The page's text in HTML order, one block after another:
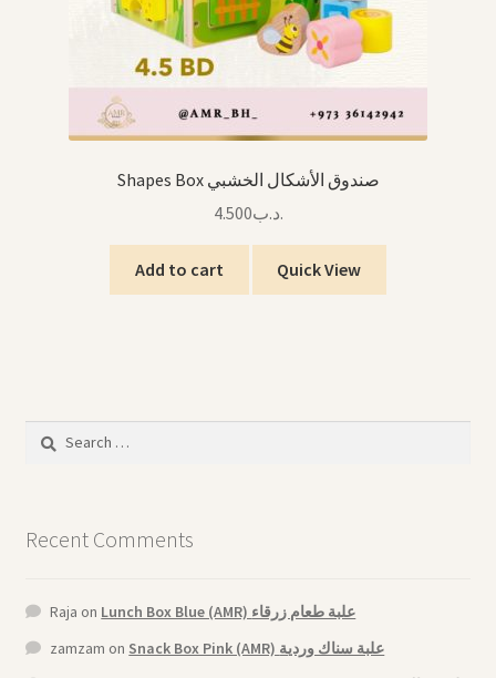
Shapes Box صندوق الأشكال الخشبي
.د.ب4.500
Add to cart Quick View
Recent Comments
Raja on
Lunch Box Blue (AMR) علبة طعام زرقاء
zamzam on
Snack Box Pink (AMR) علبة سناك وردية